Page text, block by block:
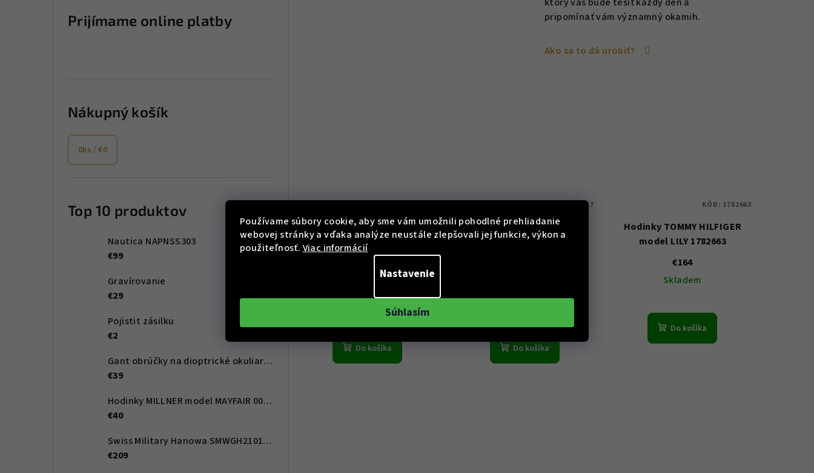
Používame súbory cookie, aby sme vám umožnili pohodlné prehliadanie
webovej stránky a vďaka analýze neustále zlepšovali jej funkcie, výkon a
použiteľnosť. Viac informácií
Nastavenie
Súhlasím
Prijímame online platby
Nákupný košík
0ks /€0
Top 10 produktov
Nautica NAPNSS303
€99
Gravírovanie
€29
Pojistit zásilku
€2
Gant obrúčky na dioptrické okuliare GA4107 068 53 - Dámské
€39
Hodinky MILLNER model MAYFAIR 0010107
€40
Swiss Military Hanowa SMWGH2101660
€209
pripomínať vám významný okamih.
Ako sa to dá urobiť?
Tommy Hilfiger 1781927
33 %)
Skladem
Do košíka
Tommy Hilfiger 1782717
Skladem
Do košíka
1782717
Hodinky TOMMY HILFIGER
model LILY 1782663
€164
Skladem
Do košíka
KÓD: 1782663